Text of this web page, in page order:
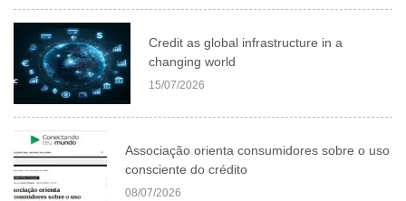
Credit as global infrastructure in a
changing world
15/07/2026
Associação orienta consumidores sobre o uso
consciente do crédito
08/07/2026